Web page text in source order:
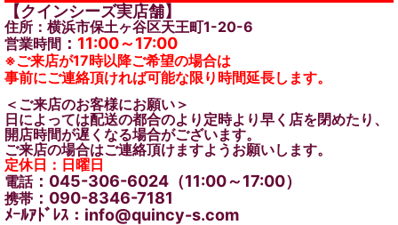
【クインシーズ実店舗】
住所：横浜市保土ヶ谷区天王町1-20-6
営業時間 ： 11:00～17:00
※ご来店が17時以降ご希望の場合は
事前にご連絡頂ければ可能な限り時間延長します。
＜ご来店のお客様にお願い＞
日によっては配送の都合のより定時より早く店を閉めたり、
開店時間が遅くなる場合がございます。
ご来店の場合はご連絡頂けますようお願いします。
定休日：日曜日
電話：045-306-6024（11:00～17:00）
携帯 ：090-8346-7181
ﾒｰﾙｱﾄﾞﾚｽ：info@quincy-s.com